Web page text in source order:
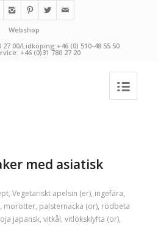
Webshop
00/Lidköping:+46 (0) 510-48 55 50
+46 (0)31 780 27 20
med asiatisk
, Vegetariskt apelsin (er), ingefära,
, morötter, palsternacka (or), rödbeta
japansk, vitkål, vitlöksklyfta (or),